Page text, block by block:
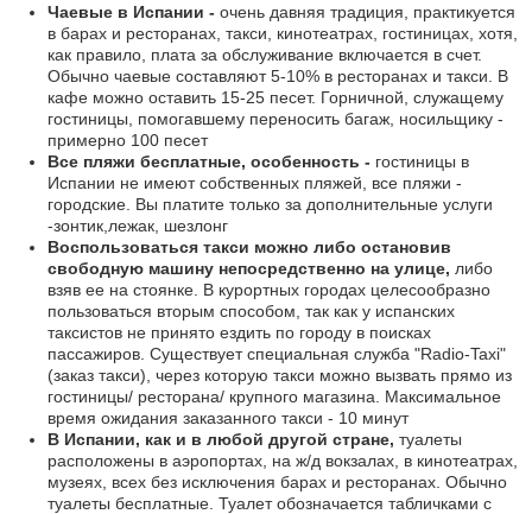
Чаевые в Испании - очень давняя традиция, практикуется
в барах и ресторанах, такси, кинотеатрах, гостиницах, хотя,
как правило, плата за обслуживание включается в счет.
Обычно чаевые составляют 5-10% в ресторанах и такси. В
кафе можно оставить 15-25 песет. Горничной, служащему
гостиницы, помогавшему переносить багаж, носильщику -
примерно 100 песет
Все пляжи бесплатные, особенность - гостиницы в
Испании не имеют собственных пляжей, все пляжи -
городские. Вы платите только за дополнительные услуги
-зонтик,лежак, шезлонг
Воспользоваться такси можно либо остановив
свободную машину непосредственно на улице, либо
взяв ее на стоянке. В курортных городах целесообразно
пользоваться вторым способом, так как у испанских
таксистов не принято ездить по городу в поисках
пассажиров. Существует специальная служба "Radio-Taxi"
(заказ такси), через которую такси можно вызвать прямо из
гостиницы/ ресторана/ крупного магазина. Максимальное
время ожидания заказанного такси - 10 минут
В Испании, как и в любой другой стране, туалеты
расположены в аэропортах, на ж/д вокзалах, в кинотеатрах,
музеях, всех без исключения барах и ресторанах. Обычно
туалеты бесплатные. Туалет обозначается табличками с